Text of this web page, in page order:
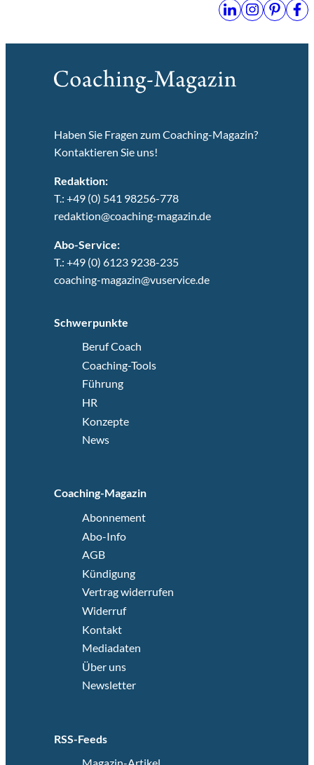
Haben Sie Fragen zum Coaching-Magazin?
Kontaktieren Sie uns!
Redaktion:
T.: +49 (0) 541 98256-778
redaktion@coaching-magazin.de
Abo-Service:
T.: +49 (0) 6123 9238-235
coaching-magazin@vuservice.de
Schwerpunkte
Beruf Coach
Coaching-Tools
Führung
HR
Konzepte
News
Coaching-Magazin
Abonnement
Abo-Info
AGB
Kündigung
Vertrag widerrufen
Widerruf
Kontakt
Mediadaten
Über uns
Newsletter
RSS-Feeds